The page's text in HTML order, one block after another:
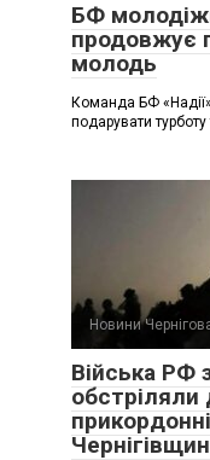
БФ
продовжує
молодь
Команда БФ
подарувати
Новини
Війська РФ
обстріляли